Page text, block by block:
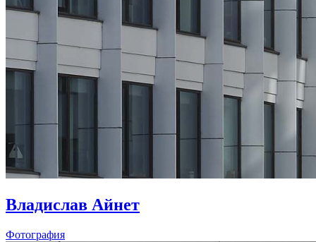
Владислав Айнет
Фотография